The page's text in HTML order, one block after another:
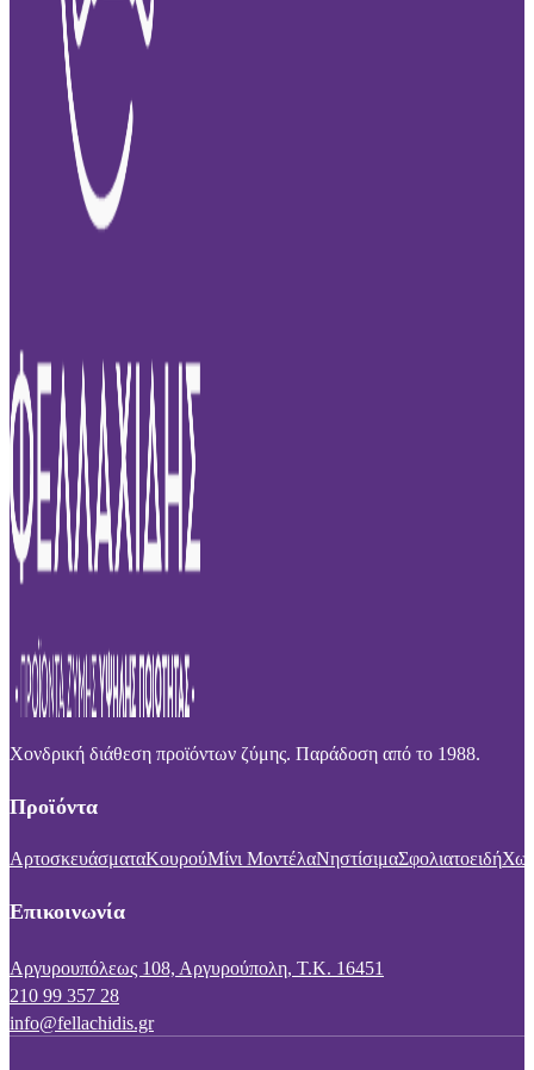
Χονδρική διάθεση προϊόντων ζύμης. Παράδοση από το 1988.
Προϊόντα
ΑρτοσκευάσματαΚουρούΜίνι ΜοντέλαΝηστίσιμαΣφολιατοειδή
Επικοινωνία
Αργυρουπόλεως 108, Αργυρούπολη, Τ.Κ. 16451
210 99 357 28
info@fellachidis.gr